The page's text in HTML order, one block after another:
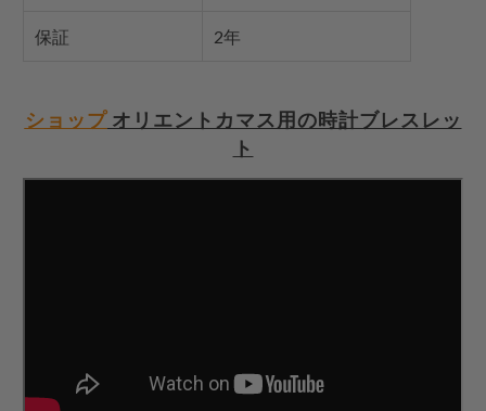
保証 2年
ショップオリエントカマス用の時計ブレスレッ
ト